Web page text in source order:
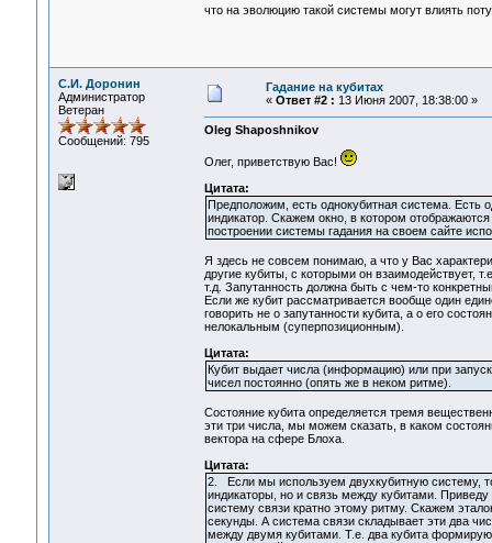
что на эволюцию такой системы могут влиять
С.И. Доронин
Администратор
Ветеран
Сообщений: 795
Гадание на кубитах
« Ответ #2 : 13 Июня 2007, 18:38:00 »
Oleg Shaposhnikov
Олег, приветствую Вас!
Цитата:
Предположим, есть однокубитная система. Есть
индикатор. Скажем окно, в котором
построении системы гадания на своем сайте
Я здесь не совсем понимаю, а что у Вас
другие кубиты, с которыми он взаимодействует,
т.д. Запутанность должна быть с чем-то
Если же кубит рассматривается вообще один
говорить не о запутанности кубита, а о его
нелокальным (суперпозиционным).
Цитата:
Кубит выдает числа (информацию) или при
чисел постоянно (опять же в неком ритме).
Состояние кубита определяется тремя
эти три числа, мы можем сказать, в каком
вектора на сфере Блоха.
Цитата:
2. Если мы используем двухкубитную систему,
индикаторы, но и связь между кубитами.
систему связи кратно этому ритму. Скажем
секунды. А система связи складывает эти два
между двумя кубитами. Т.е. два кубита